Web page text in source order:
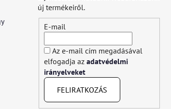
új termékeiről.
E-mail
Az e-mail cím megadásával
elfogadja az adatvédelmi
irányelveket
FELIRATKOZÁS